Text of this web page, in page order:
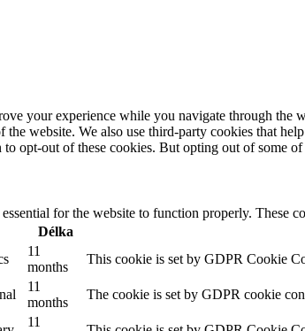
your experience while you navigate through the
website. We also use third-party cookies that
to opt-out of these cookies. But opting out of some
for the website to function properly. These
Délka
11
months
This cookie is set by GDPR Cookie
11
months
The cookie is set by GDPR cookie
11